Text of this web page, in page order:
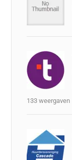
133 weergaven